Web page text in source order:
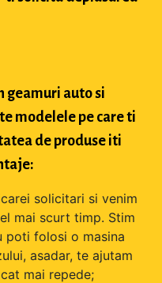
geamuri auto si
modelele pe care ti
de produse iti
solicitari si venim
mai scurt timp. Stim
poti folosi o masina
asadar, te ajutam
mai repede;